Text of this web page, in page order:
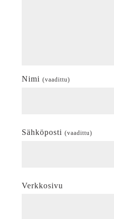
Nimi (vaadittu)
Sähköposti (vaadittu)
Verkkosivu